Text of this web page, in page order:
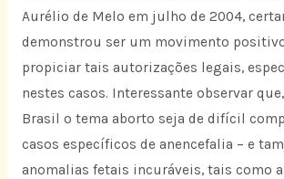
Aurélio de Melo em julho de 2004,
demonstrou ser um movimento
propiciar tais autorizações legais,
nestes casos. Interessante observar
Brasil o tema aborto seja de difícil
casos específicos de anencefalia – e
anomalias fetais incuráveis, tais como